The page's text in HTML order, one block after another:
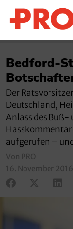
Bedford-
Der
Deutschland,
Anlass des Buß-
aufgerufen –
Von PRO
16. November 2016